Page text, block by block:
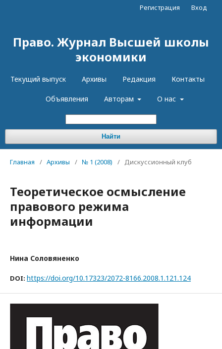
Право. Журнал Высшей школы
экономики
Текущий выпуск Архивы Редакция Контакты
Объявления Авторам О нас
Найти
Регистрация Вход
Главная / Архивы / № 1 (2008) / Дискуссионный клуб
Теоретическое осмысление
правового режима
информации
Нина Соловяненко
DOI: https://doi.org/10.17323/2072-8166.2008.1.121.124